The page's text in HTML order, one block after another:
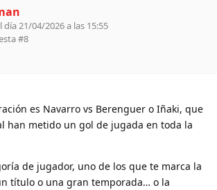
día 21/04/2026 a las 15:55
#8
es Navarro vs Berenguer o Iñaki, que
han metido un gol de jugada en toda la
de jugador, uno de los que te marca la
título o una gran temporada… o la